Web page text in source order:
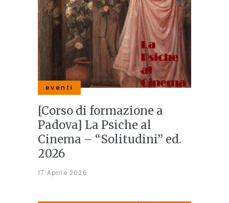
eventi
[Corso di formazione a
Padova] La Psiche al
Cinema – “Solitudini” ed.
2026
17 Aprile 2026